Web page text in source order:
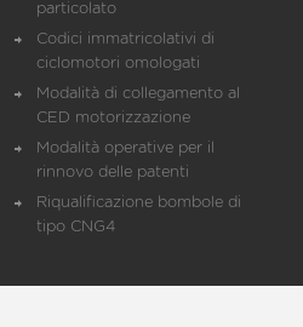
particolato
Codici immatricolativi di
ciclomotori omologati
Modalità di collegamento al
CED motorizzazione
Modalità operative per il
rinnovo delle patenti
Riqualificazione bombole di
tipo CNG4